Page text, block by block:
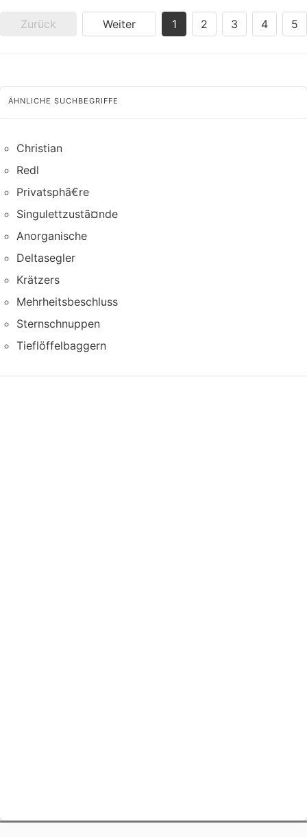
Zurück Weiter 1 2 3 4 5
ÄHNLICHE SUCHBEGRIFFE
Christian
Redl
Privatsphã€re
Singulettzustã¤nde
Anorganische
Deltasegler
Krätzers
Mehrheitsbeschluss
Sternschnuppen
Tieflöffelbaggern